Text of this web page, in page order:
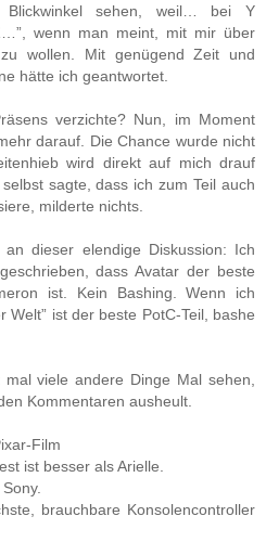
Blickwinkel sehen, weil… bei Y
wenn man meint, mit mir über
wollen. Mit genügend Zeit und
hätte ich geantwortet.
verzichte? Nun, im Moment
darauf. Die Chance wurde nicht
wird direkt auf mich drauf
sagte, dass ich zum Teil auch
milderte nichts.
dieser elendige Diskussion: Ich
dass Avatar der beste
ist. Kein Bashing. Wenn ich
Welt” ist der beste PotC-Teil, bashe
mal viele andere Dinge Mal sehen,
Kommentaren ausheult.
Film
ist besser als Arielle.
brauchbare Konsolencontroller